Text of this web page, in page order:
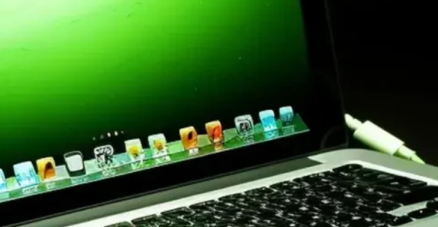
Baseado em
Políticas: Guia Completo para
Segurança Empresarial
Plataformas para
Monitorar Latência
em Redes Globais:
Guia Completo para